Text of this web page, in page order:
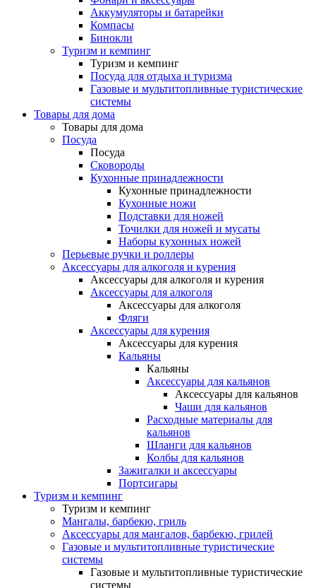
Аккумуляторы и батарейки
Компасы
Бинокли
Туризм и кемпинг
Туризм и кемпинг
Посуда для отдыха и туризма
Газовые и мультитопливные туристические
системы
Товары для дома
Товары для дома
Посуда
Посуда
Сковороды
Кухонные принадлежности
Кухонные принадлежности
Кухонные ножи
Подставки для ножей
Точилки для ножей и мусаты
Наборы кухонных ножей
Перьевые ручки и роллеры
Аксессуары для алкоголя и курения
Аксессуары для алкоголя и курения
Аксессуары для алкоголя
Аксессуары для алкоголя
Фляги
Аксессуары для курения
Аксессуары для курения
Кальяны
Кальяны
Аксессуары для кальянов
Аксессуары для кальянов
Чаши для кальянов
Расходные материалы для
кальянов
Шланги для кальянов
Колбы для кальянов
Зажигалки и аксессуары
Портсигары
Туризм и кемпинг
Туризм и кемпинг
Мангалы, барбекю, гриль
Аксессуары для мангалов, барбекю, грилей
Газовые и мультитопливные туристические
системы
Газовые и мультитопливные туристические
системы